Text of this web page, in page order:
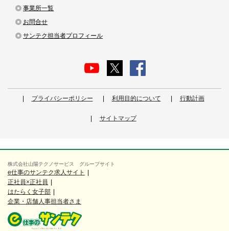
事業所一覧
お問合せ
サンテク担当者プロフィール
プライバシーポリシー 利用目的について 行動計画
サイトマップ
株式会社山陽テクノサービス グループサイト
e仕事のサンテク求人サイト
正社員×正社員
はたらく女子部
企業・店舗人事担当者さま